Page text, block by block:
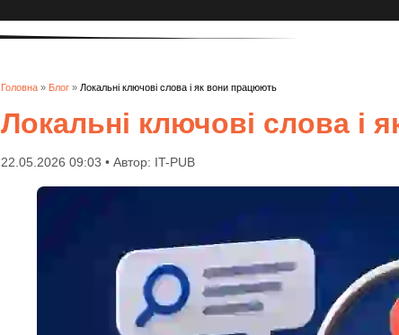
Головна » Блог » Локальні ключові слова і як вони працюють
Локальні ключові слова і
22.05.2026 09:03 • Автор: IT-PUB